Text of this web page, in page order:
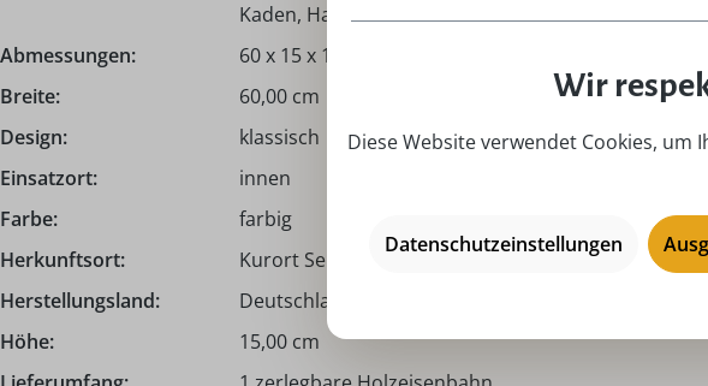
Kaden, Hauptstraße 132, 09548 Seiffen,
Abmessungen:
60 x 15 x 15 cm
Breite:
60,00 cm
Design:
klassisch
Einsatzort:
innen
Farbe:
farbig
Herkunftsort:
Kurort Seiffen | Erzgebirge
Herstellungsland:
Deutschland - Made in Germany
Höhe:
15,00 cm
Wir
Diese Website verwendet Cookies,
Datenschutzeinstellungen